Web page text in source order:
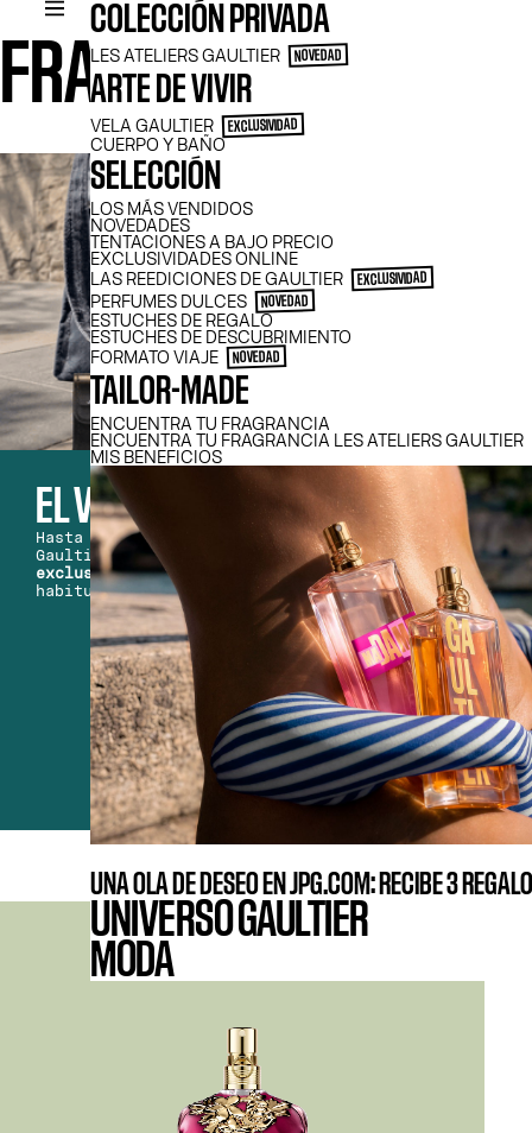
COLECCIÓN PRIVADA
LES ATELIERS GAULTIER NOVEDAD
ARTE DE VIVIR
VELA GAULTIER EXCLUSIVIDAD
CUERPO Y BAÑO
SELECCIÓN
LOS MÁS VENDIDOS
NOVEDADES
TENTACIONES A BAJO PRECIO
EXCLUSIVIDADES ONLINE
LAS REEDICIONES DE GAULTIER
EXCLUSIVIDAD
PERFUMES DULCES NOVEDAD
ESTUCHES DE REGALO
ESTUCHES DE DESCUBRIMIENTO
FORMATO VIAJE
NOVEDAD
TAILOR-MADE
ENCUENTRA TU FRAGRANCIA
ENCUENTRA TU FRAGRANCIA LES ATELIERS GAULTIER
MIS BENEFICIOS
UNA OLA DE DESEO EN JPG.COM: RECIBE 3
UNIVERSO GAULTIER
MODA
FRAGANCIAS
EL VERANO SOBRE TU PIEL
Hasta el 9 de agosto, elige tu fragancia
Gaultier favorita y recibe
3 regalos
exclusivos(además de tus 2 regalos
habituales) por compras a partir de 90 €.
UN ELIXIR DE SEDUCCIÓN, ADICTIVO Y LUMINOSO